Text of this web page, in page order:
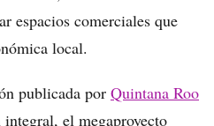
espacios comerciales que
local.
publicada por Quintana Roo
el megaproyecto